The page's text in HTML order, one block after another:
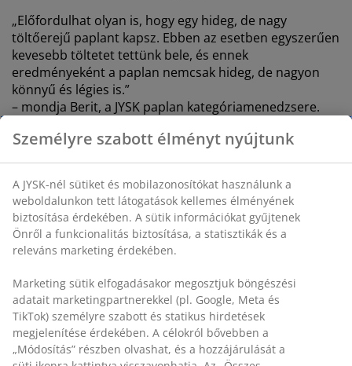
„Előfordulhat olyan is, hogy egy hideg, de nagy
töltőerejű paplant kapsz. Ebben az esetben egyszerűen
kevesebb töltetet tettünk bele, és ennek
eredményeként a paplan nemcsak hideg, de nagyon
könnyű és légies is.”
– mondja Berit, a JYSK paplan kategóriamenedzsere.
Mielőtt a természetes töltetű paplanok bekerülnének
áruházainkba, és megvásárolhatók lennének, az adott
laboratóriumunkba tesztelésre. Ez a véletlenszerű
mintavizsgálat minden, a kínálatunkban található
természetes paplanon megtörténik. A tesztelés
aprólékos, és a paplanminták megsemmisítésével jár,
de biztosítja a JYSK-ben található összes természetes
töltetű paplan következetesen magas minőségét és
biztonságát.
Toll, pehely, töltőerő és szigetelés
Személyre szabott élményt nyújtunk
A JYSK-nél sütiket és mobilazonosítókat használunk a
weboldalunkon tett látogatások kellemes élményének
biztosítása érdekében. A sütik információkat gyűjtenek
Önről a funkcionalitás biztosítása, a statisztikák és a
releváns marketing érdekében.
Marketing sütik elfogadásakor megosztjuk böngészési
adatait marketingpartnerekkel (pl. Google, Meta és
TikTok) személyre szabott és statikus hirdetések
megjelenítése érdekében. A célokról bővebben a
„Módosítás” részben olvashat, és a hozzájárulását a